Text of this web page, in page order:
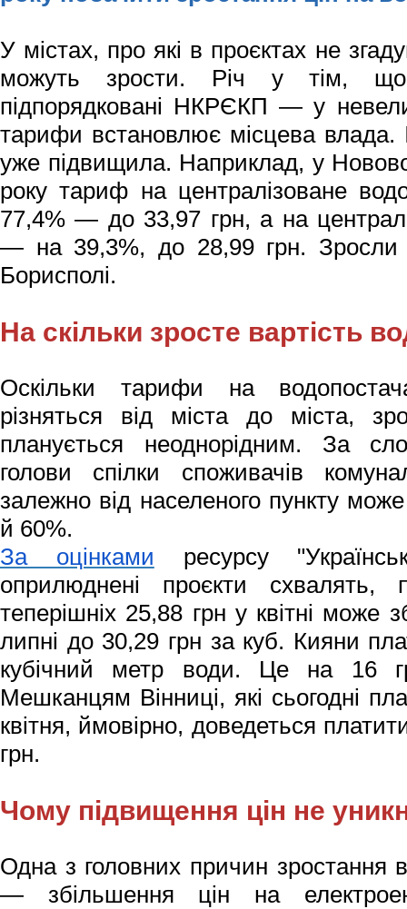
У містах, про які в проєктах не
можуть зрости. Річ у тім,
підпорядковані НКРЄКП — у
тарифи встановлює місцева влада.
уже підвищила. Наприклад, у
року тариф на централізоване
77,4% — до 33,97 грн, а на
— на 39,3%, до 28,99 грн. Зросли
Борисполі.
На скільки зросте вартість
Оскільки тарифи на
різняться від міста до міста,
планується неоднорідним. За
голови спілки споживачів
залежно від населеного пункту
й 60%.
За оцінками ресурсу
оприлюднені проєкти схвалять,
теперішніх 25,88 грн у квітні може
липні до 30,29 грн за куб. Кияни
кубічний метр води. Це на 16
Мешканцям Вінниці, які сьогодні
квітня, ймовірно, доведеться
грн.
Чому підвищення цін не
Одна з головних причин зростання
— збільшення цін на